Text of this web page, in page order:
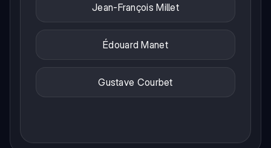
Jean-François Millet
Édouard Manet
Gustave Courbet